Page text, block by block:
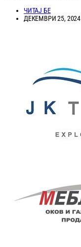
ЧИТАЈ БЕ
ДЕКЕМВРИ 25, 2024